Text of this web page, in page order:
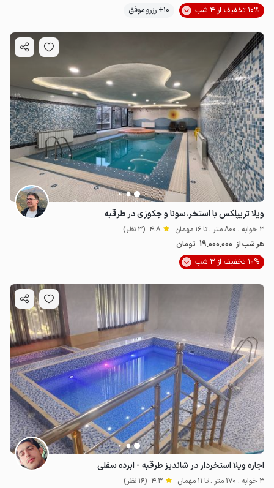
میلیون ت 4.5
4.8
10% تخفیف از 4 شب
10+ رزرو موفق
ویلا تریپلکس با استخر،‌‌سونا و جکوزی در طرقبه
3 خوابه . 800 متر . تا 16 مهمان 4.8 (3 نظر)
هر شب از 19٬000٬000 تومان
10% تخفیف از 3 شب
اجاره ویلا استخردار در شاندیز طرقبه - ابرده سفلی
3 خوابه . 170 متر . تا 11 مهمان 4.3 (16 نظر)